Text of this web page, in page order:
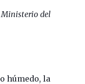
Ministerio del
húmedo, la